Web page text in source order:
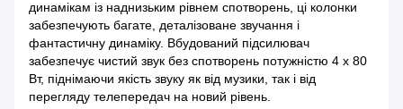
динамікам із наднизьким рівнем спотворень, ці колонки
забезпечують багате, деталізоване звучання і
фантастичну динаміку. Вбудований підсилювач
забезпечує чистий звук без спотворень потужністю 4 x 80
Вт, піднімаючи якість звуку як від музики, так і від
перегляду телепередач на новий рівень.